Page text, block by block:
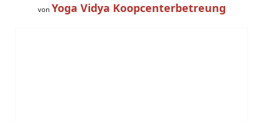
von Yoga Vidya Koopcenterbetreung